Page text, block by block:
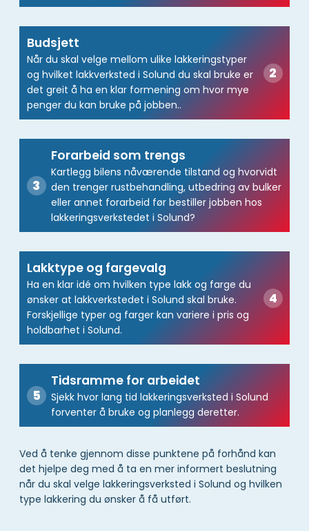
Budsjett
Når du skal velge mellom ulike lakkeringstyper
og hvilket lakkverksted i Solund du skal bruke er
det greit å ha en klar formening om hvor mye
penger du kan bruke på jobben..
Forarbeid som trengs
Kartlegg bilens nåværende tilstand og hvorvidt
den trenger rustbehandling, utbedring av bulker
eller annet forarbeid før bestiller jobben hos
lakkeringsverkstedet i Solund?
Lakktype og fargevalg
Ha en klar idé om hvilken type lakk og farge du
ønsker at lakkverkstedet i Solund skal bruke.
Forskjellige typer og farger kan variere i pris og
holdbarhet i Solund.
Tidsramme for arbeidet
Sjekk hvor lang tid lakkeringsverksted i Solund
forventer å bruke og planlegg deretter.
Ved å tenke gjennom disse punktene på forhånd kan
det hjelpe deg med å ta en mer informert beslutning
når du skal velge lakkeringsverksted i Solund og hvilken
type lakkering du ønsker å få utført.